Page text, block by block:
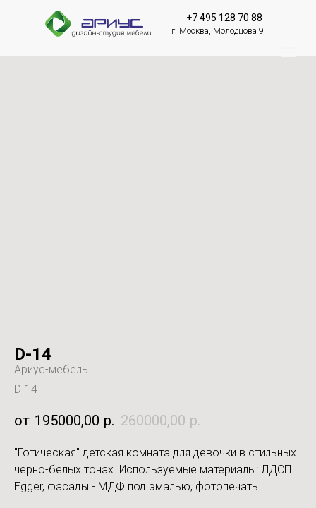
+7 495 128 70 88
г. Москва, Молодцова 9
D-14
Ариус-мебель
D-14
195000,00 р. 260000,00 р.
"Готическая" детская комната для девочки в стильных
черно-белых тонах. Используемые материалы: ЛДСП
Egger, фасады - МДФ под эмалью, фотопечать.